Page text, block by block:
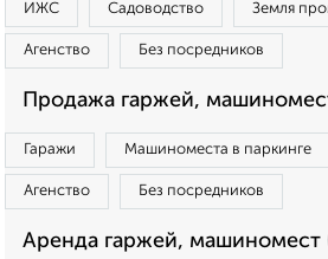
ИЖС Садоводство Земля
Агенство Без посредников
Продажа гаржей,
Гаражи Машиноместа в паркинге
Агенство Без посредников
Аренда гаржей, машиномест